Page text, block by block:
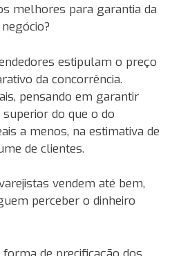
melhores para garantia da
estipulam o preço
da concorrência.
pensando em garantir
do que o do
a menos, na estimativa de
de clientes.
vendem até bem,
perceber o dinheiro